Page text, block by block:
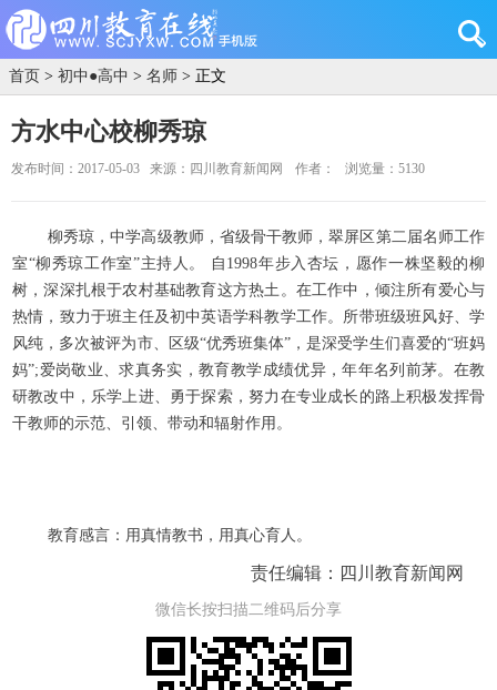
首页 > 初中●高中 > 名师 > 正文
方水中心校柳秀琼
发布时间：2017-05-03 来源：四川教育新闻网 作者： 浏览量：5130
柳秀琼，中学高级教师，省级骨干教师，翠屏区第二届名师工作
室“柳秀琼工作室”主持人。 自1998年步入杏坛，愿作一株坚毅的柳
树，深深扎根于农村基础教育这方热土。在工作中，倾注所有爱心与
热情，致力于班主任及初中英语学科教学工作。所带班级班风好、学
风纯，多次被评为市、区级“优秀班集体”，是深受学生们喜爱的“班妈
妈”;爱岗敬业、求真务实，教育教学成绩优异，年年名列前茅。在教
研教改中，乐学上进、勇于探索，努力在专业成长的路上积极发挥骨
干教师的示范、引领、带动和辐射作用。
教育感言：用真情教书，用真心育人。
责任编辑：四川教育新闻网
微信长按扫描二维码后分享